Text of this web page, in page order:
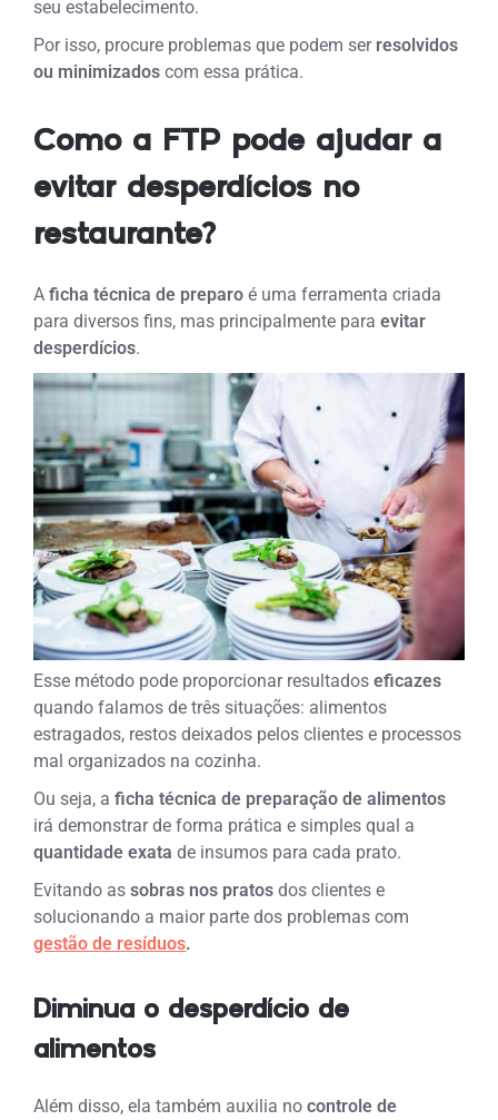
seu estabelecimento.
Por isso, procure problemas que podem serresolvidos
ou minimizadoscom essa prática.
Como a FTP pode ajudar a
evitar desperdícios no
restaurante?
Aficha técnica de preparo é uma ferramenta criada
para diversos fins, mas principalmente paraevitar
desperdícios.
Esse método pode proporcionar resultadoseficazes
quando falamos de três situações: alimentos
estragados, restos deixados pelos clientes e processos
mal organizados na cozinha.
Ou seja, aficha técnica de preparação de alimentos
irá demonstrar de forma prática e simples qual a
quantidade exatade insumos para cada prato.
Evitando assobras nos pratos dos clientes e
solucionando a maior parte dos problemas com
gestão de resíduos.
Diminua o desperdício de
alimentos
Além disso, ela também auxilia nocontrole de